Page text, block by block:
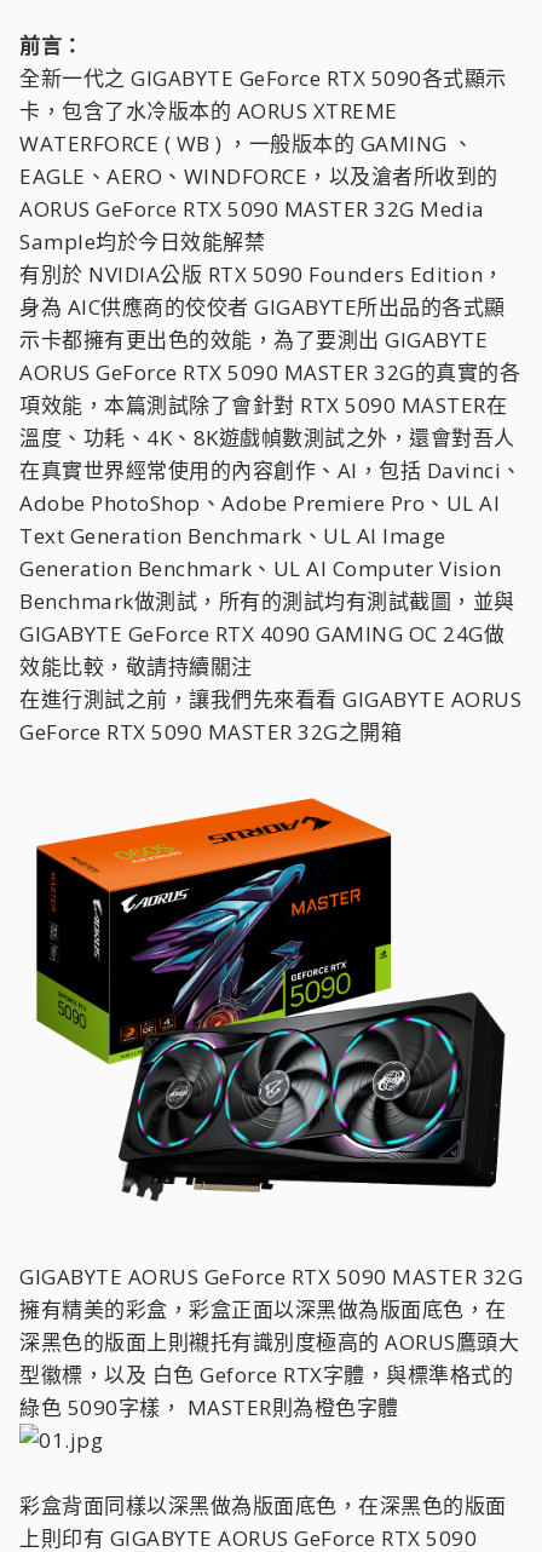
前言：
全新一代之 GIGABYTE GeForce RTX 5090各式顯示
卡，包含了水冷版本的 AORUS XTREME
WATERFORCE ( WB ) ，一般版本的 GAMING 、
EAGLE、AERO、WINDFORCE，以及滄者所收到的
AORUS GeForce RTX 5090 MASTER 32G Media
Sample均於今日效能解禁
有別於 NVIDIA公版 RTX 5090 Founders Edition，
身為 AIC供應商的佼佼者 GIGABYTE所出品的各式顯
示卡都擁有更出色的效能，為了要測出 GIGABYTE
AORUS GeForce RTX 5090 MASTER 32G的真實的各
項效能，本篇測試除了會針對 RTX 5090 MASTER在
溫度、功耗、4K、8K遊戲幀數測試之外，還會對吾人
在真實世界經常使用的內容創作、AI，包括 Davinci、
Adobe PhotoShop、Adobe Premiere Pro、UL AI
Text Generation Benchmark、UL AI Image
Generation Benchmark、UL AI Computer Vision
Benchmark做測試，所有的測試均有測試截圖，並與
GIGABYTE GeForce RTX 4090 GAMING OC 24G做
效能比較，敬請持續關注
在進行測試之前，讓我們先來看看 GIGABYTE AORUS
GeForce RTX 5090 MASTER 32G之開箱
GIGABYTE AORUS GeForce RTX 5090 MASTER 32G
擁有精美的彩盒，彩盒正面以深黑做為版面底色，在
深黑色的版面上則襯托有識別度極高的 AORUS鷹頭大
型徽標，以及 白色 Geforce RTX字體，與標準格式的
綠色 5090字樣， MASTER則為橙色字體
彩盒背面同樣以深黑做為版面底色，在深黑色的版面
上則印有 GIGABYTE AORUS GeForce RTX 5090